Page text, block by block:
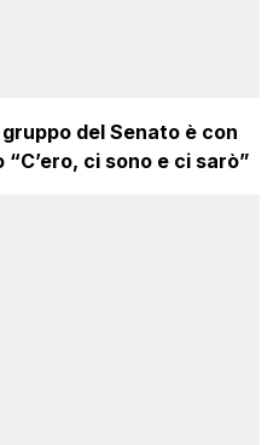
del Senato è con
ci sono e ci sarò”